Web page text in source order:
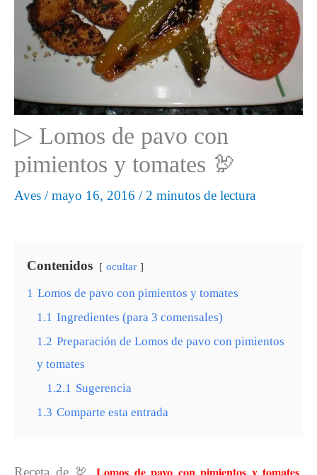
▷ Lomos de pavo con
pimientos y tomates 🦃
Aves /mayo 16, 2016 / 2 minutos de lectura
Contenidos ocultar
1 Lomos de pavo con pimientos y tomates
1.1 Ingredientes (para 3 comensales)
1.2 Preparación de Lomos de pavo con pimientos
y tomates
1.2.1 Sugerencia
1.3 Comparte esta entrada
Receta de 🦃
.